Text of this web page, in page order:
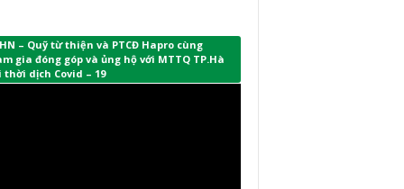
– Quỹ từ thiện và PTCĐ Hapro cùng
gia đóng góp và ủng hộ với MTTQ TP.Hà
thời dịch Covid – 19